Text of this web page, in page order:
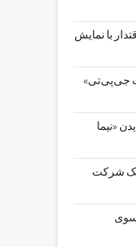
با نمایش
‌جی‌پی‌تی»
«نیما
یک شرکت